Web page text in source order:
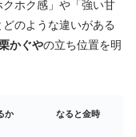
ホク感」や「強い甘
のような違いがある
かぐやの立ち位置を明
か なると金時